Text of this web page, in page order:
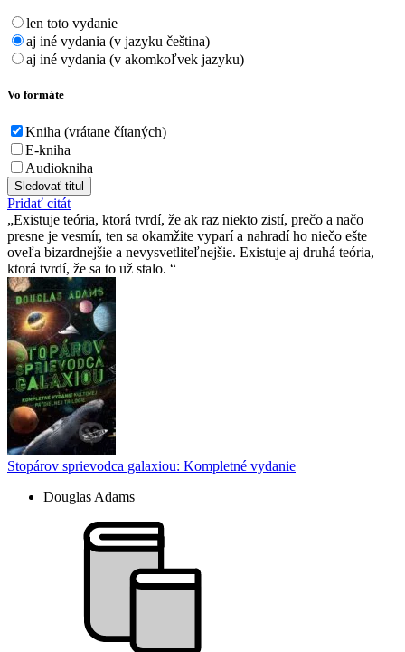
len toto vydanie
aj iné vydania (v jazyku čeština)
aj iné vydania (v akomkoľvek jazyku)
Vo formáte
Kniha (vrátane čítaných)
E-kniha
Audiokniha
Sledovať titul
Pridať citát
Existuje teória, ktorá tvrdí, že ak raz niekto zistí, prečo a načo
presne je vesmír, ten sa okamžite vyparí a nahradí ho niečo ešte
oveľa bizardnejšie a nevysvetliteľnejšie. Existuje aj druhá teória,
ktorá tvrdí, že sa to už stalo.
Stopárov sprievodca galaxiou: Kompletné vydanie
Douglas Adams